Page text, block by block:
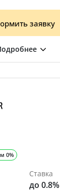
заявку
0%
Ставка
до 0.8%